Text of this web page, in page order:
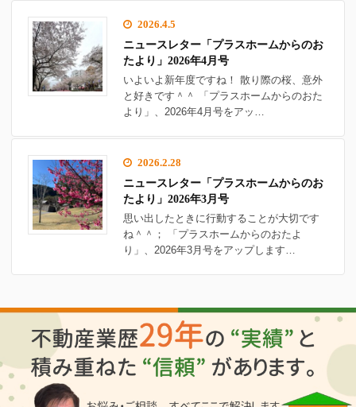
2026.4.5
ニュースレター「プラスホームからのお
たより」2026年4月号
いよいよ新年度ですね！ 散り際の桜、意外
と好きです＾＾ 「プラスホームからのおた
より」、2026年4月号をアッ…
2026.2.28
ニュースレター「プラスホームからのお
たより」2026年3月号
思い出したときに行動することが大切です
ね＾＾； 「プラスホームからのおたよ
り」、2026年3月号をアップします…